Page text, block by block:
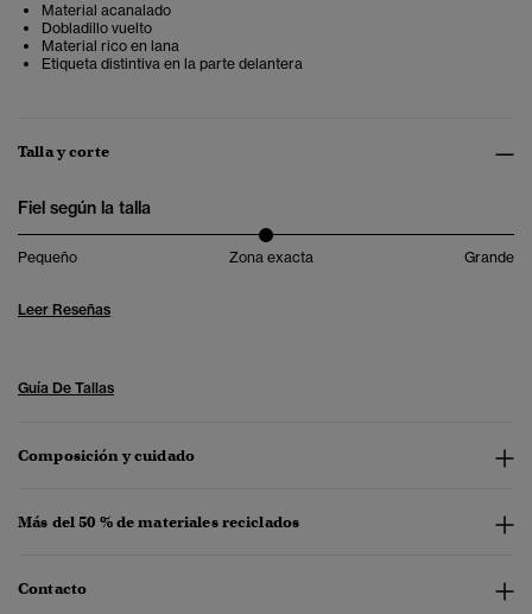
Material acanalado
Dobladillo vuelto
Material rico en lana
Etiqueta distintiva en la parte delantera
Talla y corte
Fiel según la talla
Pequeño Zona exacta Grande
Leer Reseñas
Guía De Tallas
Composición y cuidado
Más del 50 % de materiales reciclados
Contacto